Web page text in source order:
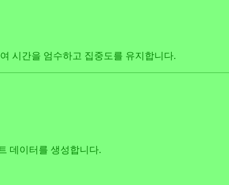
시간을 엄수하고 집중도를 유지합니다.
데이터를 생성합니다.